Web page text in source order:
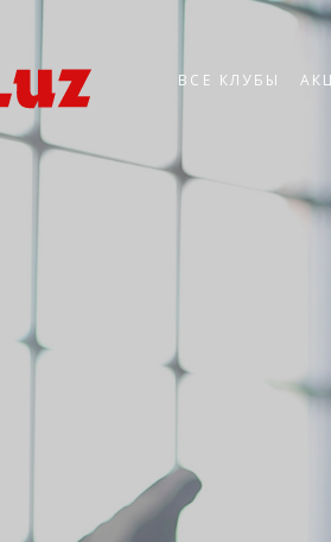
ВСЕ КЛУБЫ